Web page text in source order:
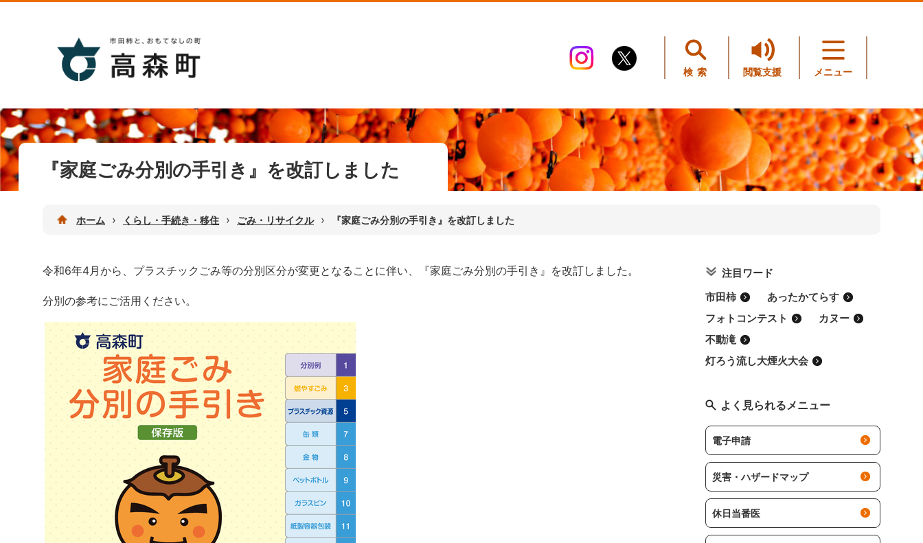
検索 閲覧支援 メニュー
『家庭ごみ分別の手引き』を改訂しました
ホーム › くらし・手続き・移住 › ごみ・リサイクル › 『家庭ごみ分別の手引き』を改訂しました
令和6年4月から、プラスチックごみ等の分別区分が変更となることに伴い、『家庭ごみ分別の手引き』を改訂しました。
分別の参考にご活用ください。
注目ワード
市田柿
あったかてらす
フォトコンテスト
カヌー
不動滝
灯ろう流し大煙火大会
よく見られるメニュー
電子申請
災害・ハザードマップ
休日当番医